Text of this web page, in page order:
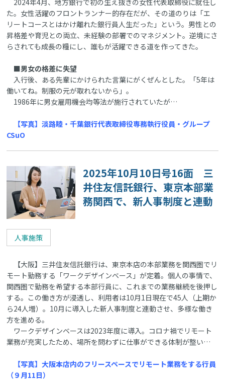
た。女性活躍のフロントランナー的存在だが、その道のりは「エ
リートコースとはかけ離れた銀行員人生だった」という。男性との
昇格差や育児との両立、未経験の部署でのマネジメント。逆境にさ
らされても成長の糧にし、誰もが活躍できる道を作ってきた。
■男女の格差に失望
入行後、ある先輩にかけられた言葉にがくぜんとした。「5年は
働いてね。制服の元が取れないから」。
1986年に男女雇用機会均等法が施行されていたが…
【写真】淡路睦・千葉銀行代表取締役専務執行役員・グループ
CSuO
2025年10月10日号16面 三
井住友信託銀行、東京本部業
務関西で、新人事制度と連動
人事施策
【大阪】三井住友信託銀行は、東京本店の本部業務を関西圏でリ
モート勤務する「ワークデザインベース」が定着。個人の事情で、
関西圏で勤務を希望する本部行員に、これまでの業務継続を後押し
する。この働き方が浸透し、利用者は10月1日現在で45人（上期か
ら24人増）。10月に導入した新人事制度と連動させ、多様な働き
方を進める。
ワークデザインベースは2023年度に導入。コロナ禍でリモート
業務が充実したため、場所を問わずに仕事ができる体制が整い…
【写真】大阪本店内のフリースペースでリモート業務をする行員
（９月11日）